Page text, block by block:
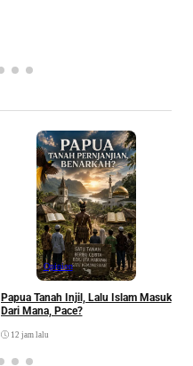
Opinion
Papua Tanah Injil, Lalu Islam Masuk
Dari Mana, Pace?
12 jam lalu